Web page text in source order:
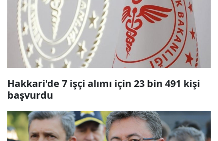
Hakkari'de 7 işçi alımı için 23 bin 491 kişi
başvurdu